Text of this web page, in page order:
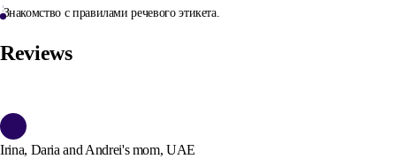
Знакомство с правилами речевого этикета.
Reviews
Irina, Daria and Andrei's mom, UAE